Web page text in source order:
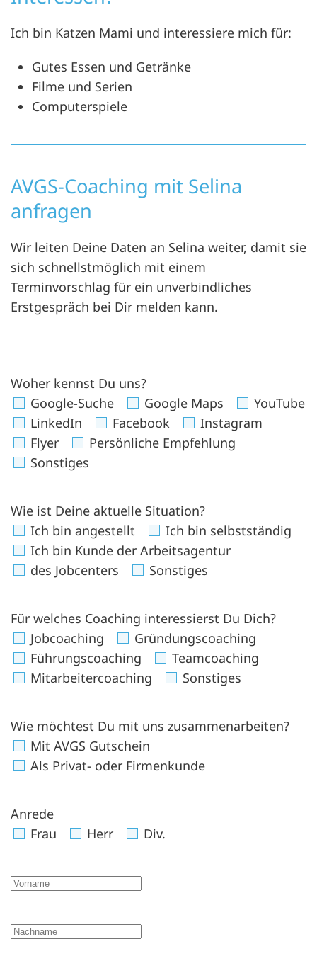
Ich bin Katzen Mami und interessiere mich für:
Gutes Essen und Getränke
Filme und Serien
Computerspiele
AVGS-Coaching mit Selina
anfragen
Wir leiten Deine Daten an Selina weiter, damit sie
sich schnellstmöglich mit einem
Terminvorschlag für ein unverbindliches
Erstgespräch bei Dir melden kann.
Woher kennst Du uns?
Google-Suche
Google Maps
YouTube
LinkedIn
Facebook
Instagram
Flyer
Persönliche Empfehlung
Sonstiges
Wie ist Deine aktuelle Situation?
Ich bin angestellt
Ich bin selbstständig
Ich bin Kunde der Arbeitsagentur
des Jobcenters
Sonstiges
Für welches Coaching interessierst Du Dich?
Jobcoaching
Gründungscoaching
Führungscoaching
Teamcoaching
Mitarbeitercoaching
Sonstiges
Wie möchtest Du mit uns zusammenarbeiten?
Mit AVGS Gutschein
Als Privat- oder Firmenkunde
Anrede
Frau
Herr Div.
Vorname
Nachname